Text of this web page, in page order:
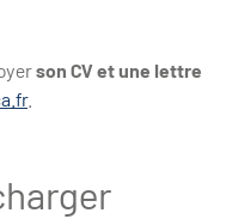
son CV et une lettre
.